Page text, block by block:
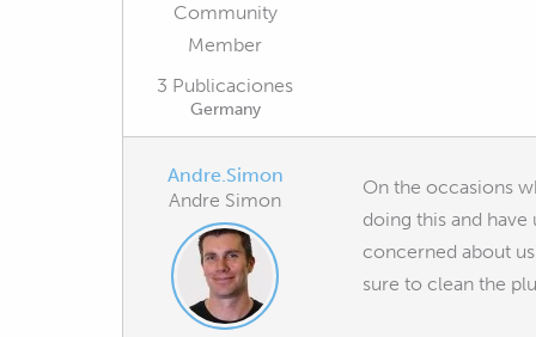
Community
Member
3 Publicaciones
Germany
Andre.Simon
Andre Simon
On the occasions
doing this and
concerned about
sure to clean the